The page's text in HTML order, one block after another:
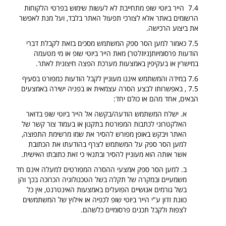
7.4 הייר ביוטי שופ מתחייבת לא לעשות שימוש בפרטי הלקוחות
הרשומים באתר אלא לצורכי תפעול האתר בלבד, ועל מנת לאפשר
את ביצוע הרכישה.
7.5 כאמור למען הסר ספק המשתמש מסכים בזאת לקבלת דברי
הודעות פרסומיות(ניוזלטר) מאת הייר ביוטי שופ או מי מטעמה
במישרין או בעקיפין באמצעות מערכת הפצה חיצונית לאתר.
7.6 במידה והמשתמש איננו מעוניין לקבל הודעות כמפורט בסעיף
7.5 , באפשרותו לבצע הסרה עצמאית או בפניה ישירה באמצעים
הבאים, אחד מהם או כולם יחד:
א. ישלח המשתמש הודעה/בקשה אל הייר ביוטי שופ בדואר
האלקטרוני לכתבות המפורטת בתקנון או בעמוד צור קשר של
האתר ויבקש באופן מפורש להסיר את שמו מרשימת התפוצה,
למען הסר ספק על המשתמש לצרף בהודעתו את הכתובת
אשר אותה הוא מעוניין להסיר ובתנאי כי זאת כתובתו האישית.
ב. למען הסר ספק אמצעי ההסרה המפורטים למעלה אינם חד
משמעיים ובמקרה של תקלה בשל הטכנולוגיה הכרוכה בכך והן
בשל גורמים אנושיים הפועלים באמצעות האינטרנט, אין כל
כוונת זדון ע"י הייר ביוטי שופ לכפיה או אילוץ של המשתמשים
לצפות ולקבל תכנים פרסומיים כלשהם.